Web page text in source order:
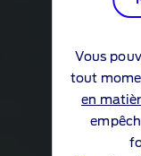
Vous
tout
en